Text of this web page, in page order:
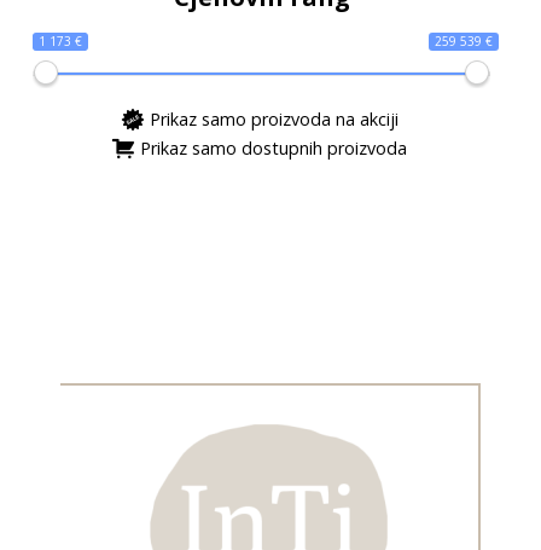
1 173 € 259 539 €
Prikaz samo proizvoda na akciji
Prikaz samo dostupnih proizvoda